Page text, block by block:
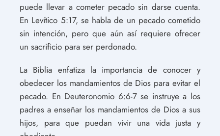
puede llevar a cometer pecado sin darse cuenta.
En Levítico 5:17, se habla de un pecado cometido
sin intención, pero que aún así requiere ofrecer
un sacrificio para ser perdonado.
La Biblia enfatiza la importancia de conocer y
obedecer los mandamientos de Dios para evitar el
pecado. En Deuteronomio 6:6-7 se instruye a los
padres a enseñar los mandamientos de Dios a sus
hijos, para que puedan vivir una vida justa y